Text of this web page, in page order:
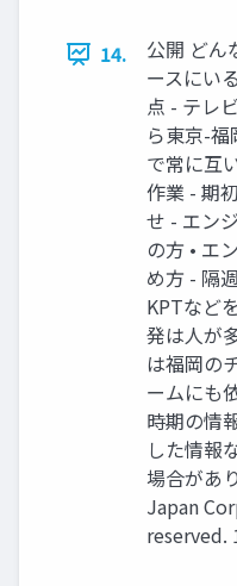
14.
公開 どん
ースにい
点 - テレ
ら東京-
で常に互
作業 - 期
せ - エン
の⽅ • エ
め⽅ - 隔
KPTなど
発は⼈が
は福岡の
ームにも
時期の情
した情報
場合があ
Japan
reserved.